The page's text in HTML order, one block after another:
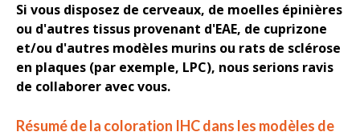
Si vous disposez de cerveaux, de moelles épinières
ou d'autres tissus provenant d'EAE, de cuprizone
et/ou d'autres modèles murins ou rats de sclérose
en plaques (par exemple, LPC), nous serions ravis
de collaborer avec vous.
Résumé de la coloration IHC dans les modèles de